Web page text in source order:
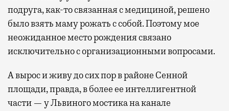
подруга, как-то связанная с медициной, решено
было взять маму рожать с собой. Поэтому мое
неожиданное место рождения связано
исключительно с организационными вопросами.
А вырос и живу до сих пор в районе Сенной
площади, правда, в более ее интеллигентной
части — у Львиного мостика на канале